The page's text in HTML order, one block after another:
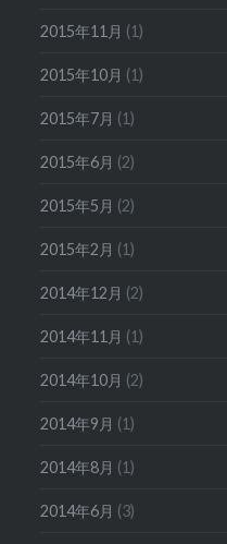
2015年11月 (1)
2015年10月 (1)
2015年7月 (1)
2015年6月 (2)
2015年5月 (2)
2015年2月 (1)
2014年12月 (2)
2014年11月 (1)
2014年10月 (2)
2014年9月 (1)
2014年8月 (1)
2014年6月 (3)